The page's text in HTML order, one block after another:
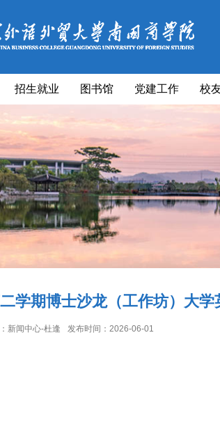
招生就业 图书馆 党建工作 校
学期博士沙龙（工作坊）大
新闻中心-杜逢 发布时间：2026-06-01